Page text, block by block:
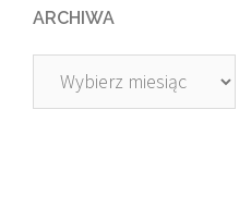
ARCHIWA
Archiwa